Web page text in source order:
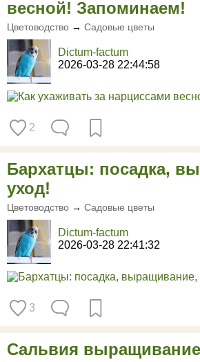
весной! Запоминаем!
Цветоводство → Садовые цветы
Dictum-factum
2026-03-28 22:44:58
2
Бархатцы: посадка,
уход!
Цветоводство → Садовые цветы
Dictum-factum
2026-03-28 22:41:32
3
Сальвия